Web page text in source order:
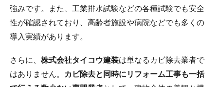
強みです。また、工業排水試験などの各種試験でも安全
性が確認されており、高齢者施設や病院などでも多くの
導入実績があります。
さらに、 株式会社タイコウ建装は単なるカビ除去業者で
はありません。 カビ除去と同時にリフォーム工事も一括